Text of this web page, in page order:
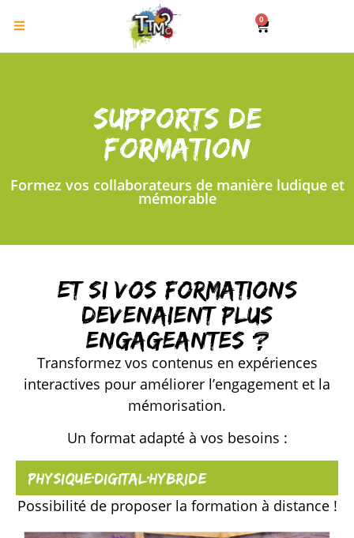
0
SUPPORTs DE
FORMATION
Formez vos collaborateurs de manière ludique et
mémorable
Et si vos formations
devenaient plus
engageantes ?
Transformez vos contenus en expériences
interactives pour améliorer l’engagement et la
mémorisation.
Un format adapté à vos besoins :
PhysiquedigitalHybride
Possibilité de proposer la formation à distance !